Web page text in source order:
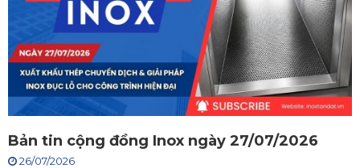
Bản tin cộng đồng Inox ngày 27/07/2026
26/07/2026